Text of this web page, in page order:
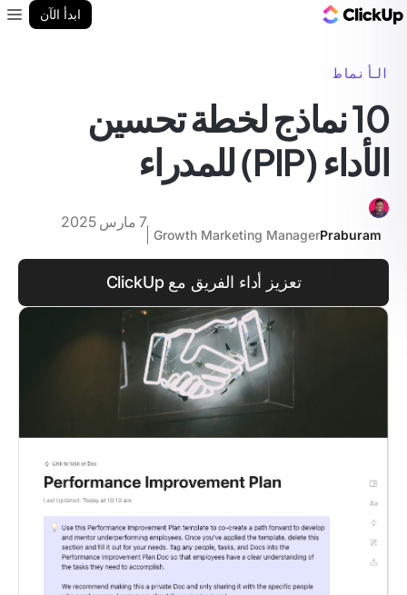
ابدأ الآن
الأنماط
10 نماذج لخطة تحسين
الأداء (PIP) للمدراء
Praburam
Growth Marketing Manager
7 مارس 2025
تعزيز أداء الفريق مع ClickUp